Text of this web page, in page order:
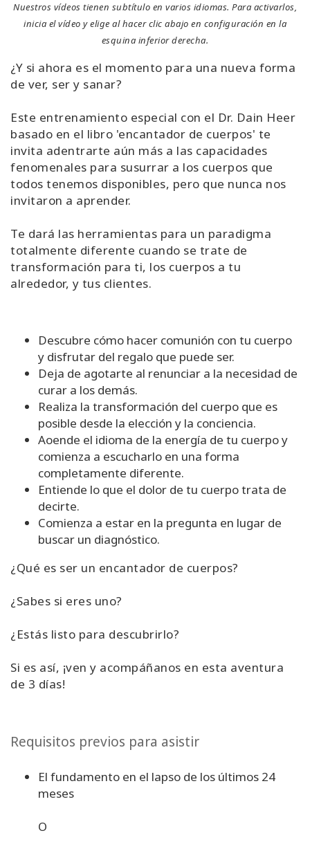
BUSCAR
Nuestros vídeos tienen subtítulo en varios idiomas. Para activarlos,
inicia el vídeo y elige al hacer clic abajo en configuración en la
esquina inferior derecha.
¿Y si ahora es el momento para una nueva forma
de ver, ser y sanar?
Este entrenamiento especial con el Dr. Dain Heer
basado en el libro 'encantador de cuerpos' te
invita adentrarte aún más a las capacidades
fenomenales para susurrar a los cuerpos que
todos tenemos disponibles, pero que nunca nos
invitaron a aprender.
Te dará las herramientas para un paradigma
totalmente diferente cuando se trate de
transformación para ti, los cuerpos a tu
alrededor, y tus clientes.
Descubre cómo hacer comunión con tu cuerpo
y disfrutar del regalo que puede ser.
Deja de agotarte al renunciar a la necesidad de
curar a los demás.
Realiza la transformación del cuerpo que es
posible desde la elección y la conciencia.
Aoende el idioma de la energía de tu cuerpo y
comienza a escucharlo en una forma
completamente diferente.
Entiende lo que el dolor de tu cuerpo trata de
decirte.
Comienza a estar en la pregunta en lugar de
buscar un diagnóstico.
¿Qué es ser un encantador de cuerpos?
¿Sabes si eres uno?
¿Estás listo para descubrirlo?
Si es así, ¡ven y acompáñanos en esta aventura
de 3 días!
Requisitos previos para asistir
El fundamento en el lapso de los últimos 24
meses
O